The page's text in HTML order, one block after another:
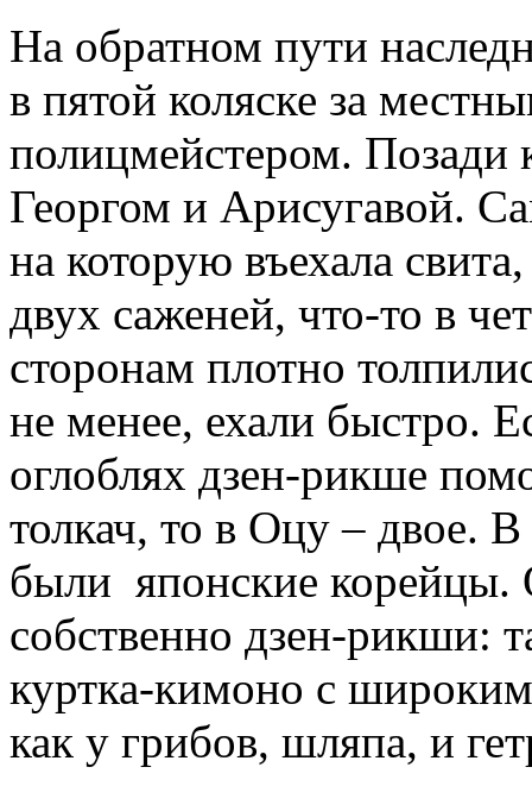
На обратном пути
в пятой коляске за
полицмейстером. Позади
Георгом и Арисугавой.
на которую въехала
двух саженей, что-то в
сторонам плотно
не менее, ехали быстро.
оглоблях дзен-рикше
толкач, то в Оцу – двое.
были японские корейцы.
собственно дзен-рикши:
куртка-кимоно с
как у грибов, шляпа, и